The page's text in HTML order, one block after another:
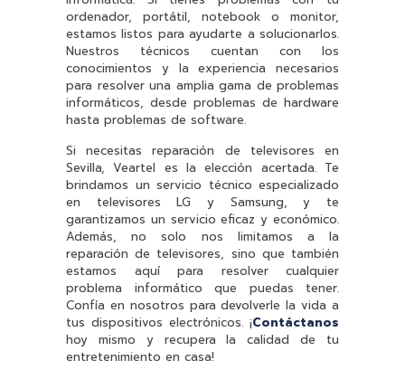
ordenador, portátil, notebook o monitor,
estamos listos para ayudarte a solucionarlos.
Nuestros técnicos cuentan con los
conocimientos y la experiencia necesarios
para resolver una amplia gama de problemas
informáticos, desde problemas de hardware
hasta problemas de software.
Si necesitas reparación de televisores en
Sevilla, Veartel es la elección acertada. Te
brindamos un servicio técnico especializado
en televisores LG y Samsung, y te
garantizamos un servicio eficaz y económico.
Además, no solo nos limitamos a la
reparación de televisores, sino que también
estamos aquí para resolver cualquier
problema informático que puedas tener.
Confía en nosotros para devolverle la vida a
tus dispositivos electrónicos. ¡Contáctanos
hoy mismo y recupera la calidad de tu
entretenimiento en casa!